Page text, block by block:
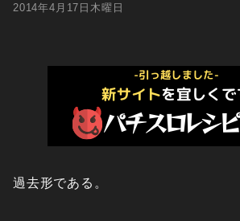
2014年4月17日木曜日
過去形である。